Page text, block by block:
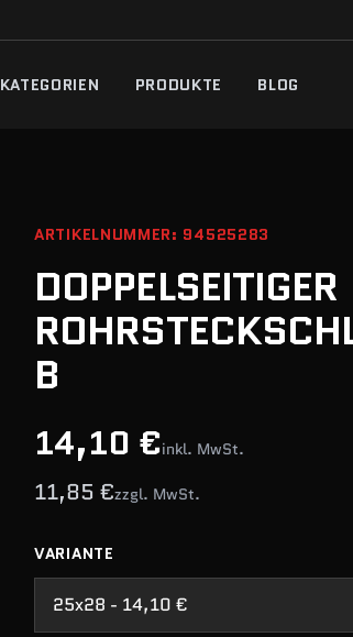
KATEGORIEN PRODUKTE BLOG
ARTIKELNUMMER: 94525283
DOPPELSEITIGER
B
14,10 €inkl. MwSt.
11,85 €zzgl. MwSt.
VARIANTE
25x28 - 14,10 €